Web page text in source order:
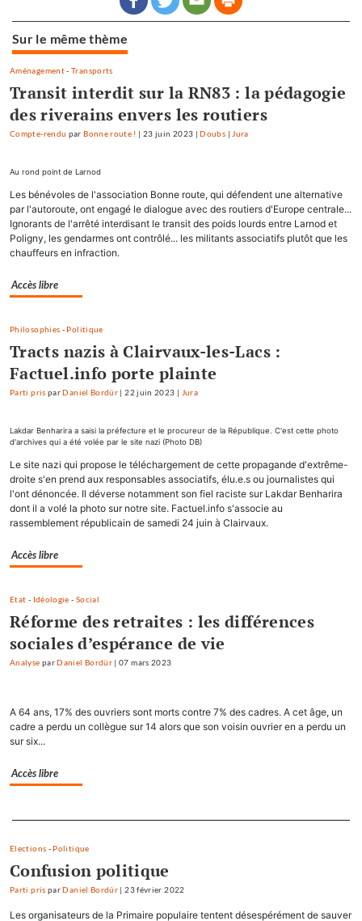
Sur le même thème
Aménagement-Transports
Transit interdit sur la RN83 : la pédagogie
des riverains envers les routiers
Compte-rendu par Bonne route ! 23 juin 2023 Doubs |Jura
Au rond point de Larnod
Les bénévoles de l'association Bonne route, qui défendent une alternative
par l'autoroute, ont engagé le dialogue avec des routiers d'Europe centrale...
Ignorants de l'arrêté interdisant le transit des poids lourds entre Larnod et
Poligny, les gendarmes ont contrôlé... les militants associatifs plutôt que les
chauffeurs en infraction.
Accès libre
Philosophies - Politique
Tracts nazis à Clairvaux-les-Lacs :
Factuel.info porte plainte
Parti pris par Daniel Bordür |22 juin 2023 Jura
Lakdar Benharira a saisi la préfecture et le procureur de la République. C'est cette photo
d'archives qui a été volée par le site nazi (Photo DB)
Le site nazi qui propose le téléchargement de cette propagande d'extrême-
droite s'en prend aux responsables associatifs, élu.e.s ou journalistes qui
l'ont dénoncée. Il déverse notamment son fiel raciste sur Lakdar Benharira
dont il a volé la photo sur notre site. Factuel.info s'associe au
rassemblement républicain de samedi 24 juin à Clairvaux.
Accès libre
Etat - Idéologie - Social
Réforme des retraites : les différences
sociales d’espérance de vie
Analyse par Daniel Bordür |07 mars 2023
A 64 ans, 17% des ouvriers sont morts contre 7% des cadres. A cet âge, un
cadre a perdu un collègue sur 14 alors que son voisin ouvrier en a perdu un
sur six...
Accès libre
Separateur
Elections - Politique
Confusion politique
Parti pris par Daniel Bordür |23 février 2022
Les organisateurs de la Primaire populaire tentent désespérément de sauver